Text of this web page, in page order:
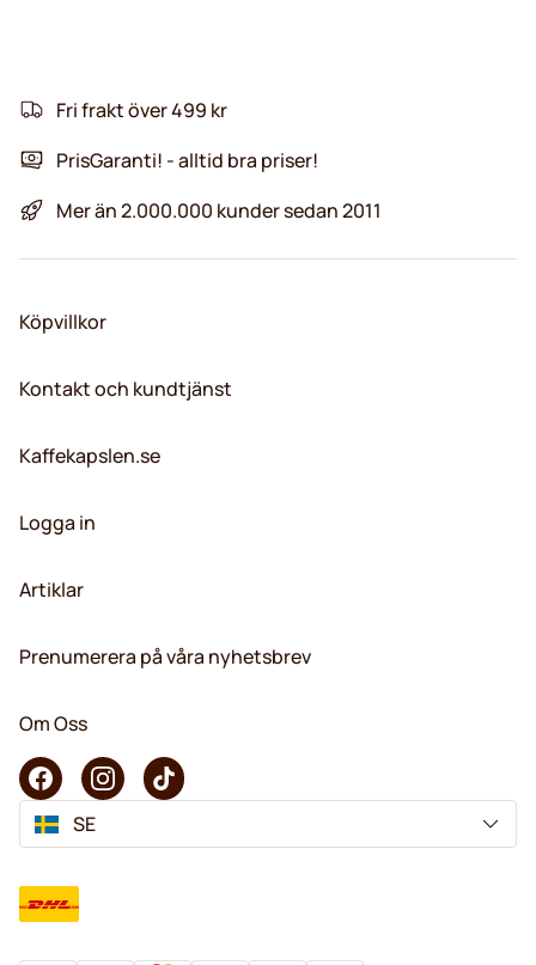
Fri frakt över 499 kr
PrisGaranti! - alltid bra priser!
Mer än 2.000.000 kunder sedan 2011
Köpvillkor
Kontakt och kundtjänst
Kaffekapslen.se
Logga in
Artiklar
Prenumerera på våra nyhetsbrev
Om Oss
SE